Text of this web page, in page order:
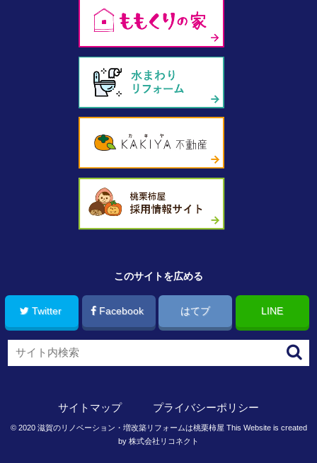
このサイトを広める
Twitter Facebook はてブ LINE
サイトマップ プライバシーポリシー
© 2020 滋賀のリノベーション・増改築リフォームは桃栗柿屋 This Website is created
by 株式会社リコネクト